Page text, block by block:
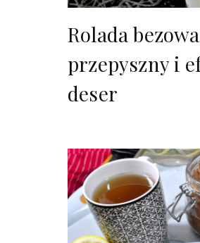
Rolada
przepyszny i
deser